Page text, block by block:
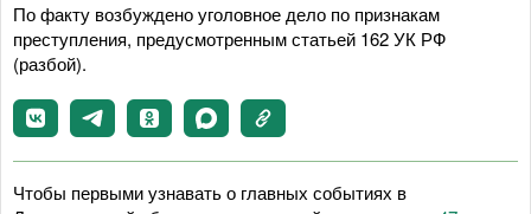
По факту возбуждено уголовное дело по признакам
преступления, предусмотренным статьей 162 УК РФ
(разбой).
Чтобы первыми узнавать о главных событиях в